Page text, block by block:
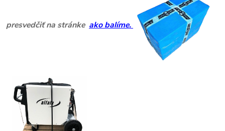
presvedčiť na stránke ako balíme.